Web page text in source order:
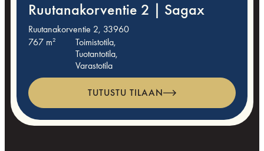
Ruutanakorventie 2 | Sagax
Ruutanakorventie 2, 33960
767 m²
Toimistotila,
Tuotantotila,
Varastotila
TUTUSTU TILAAN